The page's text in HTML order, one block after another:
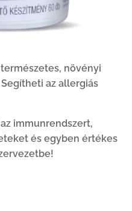
növényi
az allergiás
immunrendszert,
és egyben értékes